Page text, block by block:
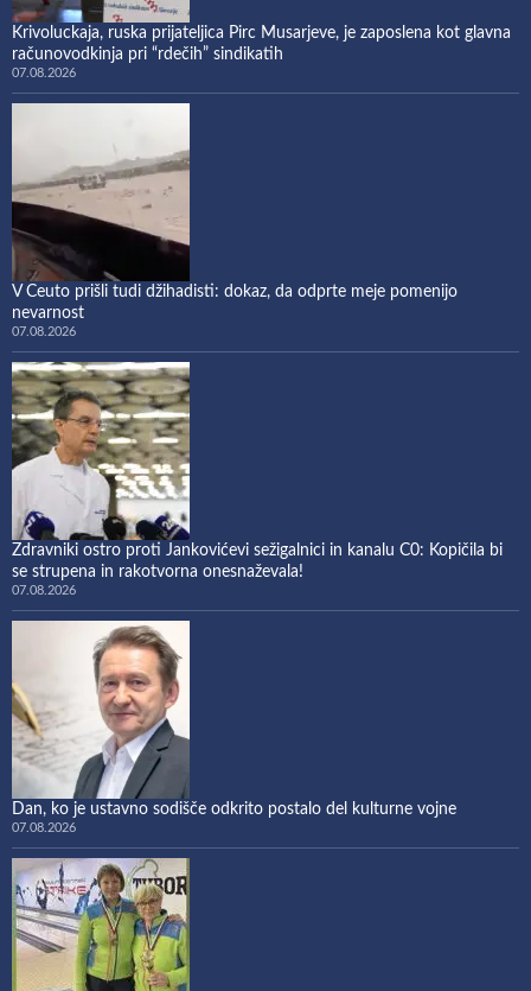
Krivoluckaja, ruska prijateljica Pirc Musarjeve, je zaposlena kot glavna
računovodkinja pri “rdečih” sindikatih
07.08.2026
V Ceuto prišli tudi džihadisti: dokaz, da odprte meje pomenijo
nevarnost
07.08.2026
Zdravniki ostro proti Jankovićevi sežigalnici in kanalu C0: Kopičila bi
se strupena in rakotvorna onesnaževala!
07.08.2026
Dan, ko je ustavno sodišče odkrito postalo del kulturne vojne
07.08.2026